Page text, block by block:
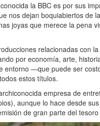
la BBC es por sus
nos dejan boquiabiertos de
joyas que merece la pena
relacionadas con
por economía, arte,
entorno —que puede ser
estos títulos.
empresa de
aunque lo hace desde
de gran parte del